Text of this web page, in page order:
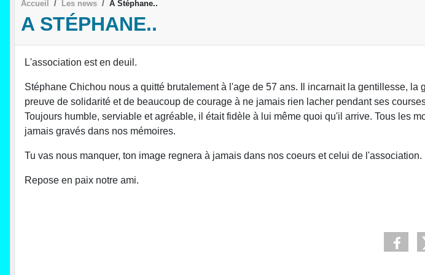
Accueil Les news A Stéphane..
A STÉPHANE..
L'association est en deuil.
Stéphane Chichou nous a quitté brutalement à l'age de 57 ans. Il incarnait la gentillesse, la
preuve de solidarité et de beaucoup de courage à ne jamais rien lacher pendant ses
Toujours humble, serviable et agréable, il était fidèle à lui même quoi qu'il arrive. Tous les
jamais gravés dans nos mémoires.
Tu vas nous manquer, ton image regnera à jamais dans nos coeurs et celui de l'association.
Repose en paix notre ami.